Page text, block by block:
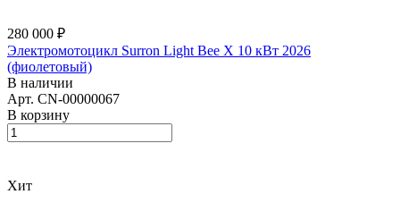
280 000 ₽
Электромотоцикл Surron Light Bee X 10 кВт 2026
(фиолетовый)
В наличии
Арт. CN-00000067
В корзину
Хит